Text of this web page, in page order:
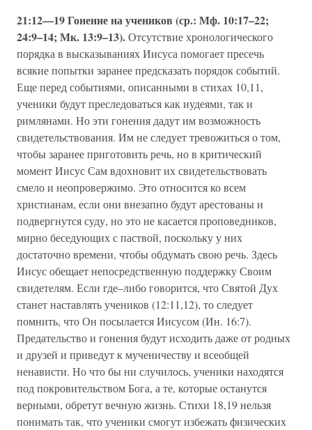
21:12—19 Гонение на учеников (ср.: Мф. 10:17–22;
24:9–14; Мк. 13:9–13).Отсутствие хронологического
порядка в высказываниях Иисуса помогает пресечь
всякие попытки заранее предсказать порядок событий.
Еще перед событиями, описанными в стихах 10,11,
ученики будут преследоваться как иудеями, так и
римлянами. Но эти гонения дадут им возможность
свидетельствования. Им не следует тревожиться о том,
чтобы заранее приготовить речь, но в критический
момент Иисус Сам вдохновит их свидетельствовать
смело и неопровержимо. Это относится ко всем
христианам, если они внезапно будут арестованы и
подвергнутся суду, но это не касается проповедников,
мирно беседующих с паствой, поскольку у них
достаточно времени, чтобы обдумать свою речь. Здесь
Иисус обещает непосредственную поддержку Своим
свидетелям. Если где–либо говорится, что Святой Дух
станет наставлять учеников (12:11,12), то следует
помнить, что Он посылается Иисусом (Ин. 16:7).
Предательство и гонения будут исходить даже от родных
и друзей и приведут к мученичеству и всеобщей
ненависти. Но что бы ни случилось, ученики находятся
под покровительством Бога, а те, которые останутся
верными, обретут вечную жизнь. Стихи 18,19 нельзя
понимать так, что ученики смогут избежать физических